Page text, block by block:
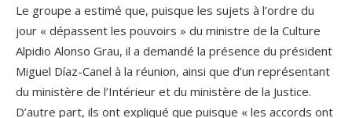
Le groupe a estimé que, puisque les sujets à l’ordre du
jour « dépassent les pouvoirs » du ministre de la Culture
Alpidio Alonso Grau, il a demandé la présence du président
Miguel Díaz-Canel à la réunion, ainsi que d’un représentant
du ministère de l’Intérieur et du ministère de la Justice.
D’autre part, ils ont expliqué que puisque « les accords ont